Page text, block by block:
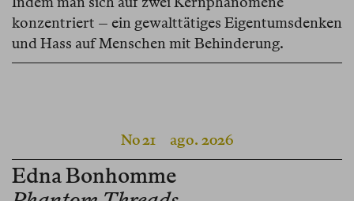
konzentriert – ein gewalttätiges Eigentumsdenken
und Hass auf Menschen mit Behinderung.
No 21 ago. 2026
Edna Bonhomme